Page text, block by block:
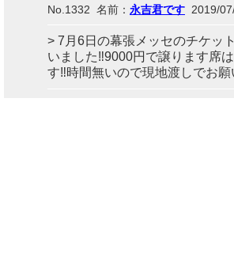
No.1332 名前： 永吉君です 2019/
> 7月6日の幕張メッセのチケッ
いました‼️9000円で譲ります席
す‼️時間無いので現地渡しでお願